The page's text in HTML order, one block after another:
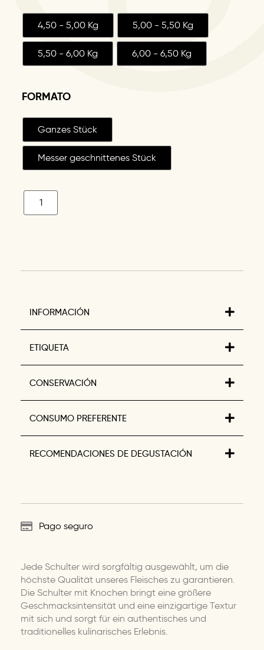
4,50 - 5,00 Kg 5,00 - 5,50 Kg
5,50 - 6,00 Kg 6,00 - 6,50 Kg
FORMATO
Ganzes Stück
Messer geschnittenes Stück
INFORMACIÓN
ETIQUETA
CONSERVACIÓN
CONSUMO PREFERENTE
RECOMENDACIONES DE DEGUSTACIÓN
Pago seguro
Jede Schulter wird sorgfältig ausgewählt, um die
höchste Qualität unseres Fleisches zu garantieren.
Die Schulter mit Knochen bringt eine größere
Geschmacksintensität und eine einzigartige Textur
mit sich und sorgt für ein authentisches und
traditionelles kulinarisches Erlebnis.